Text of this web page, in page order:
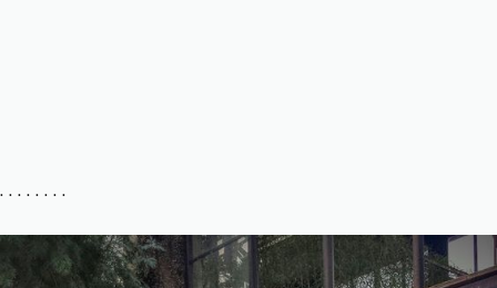
. . . . . . . .